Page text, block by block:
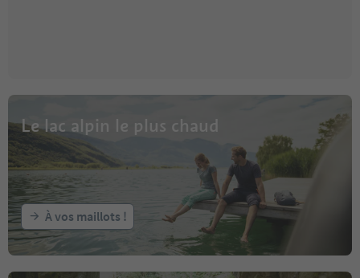
Le lac alpin le plus chaud
À vos maillots !